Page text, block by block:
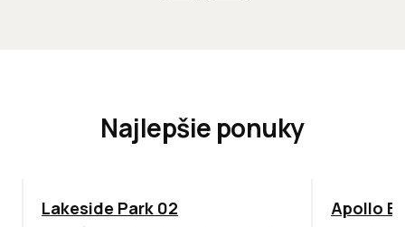
Najlepšie ponuky
ODPORÚČAME
Lakeside Park 02 TOP
Apollo